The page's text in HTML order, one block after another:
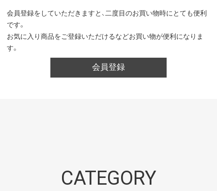
会員登録をしていただきますと、二度目のお買い物時にとても便利
です。
お気に入り商品をご登録いただけるなどお買い物が便利になりま
す。
会員登録
CATEGORY